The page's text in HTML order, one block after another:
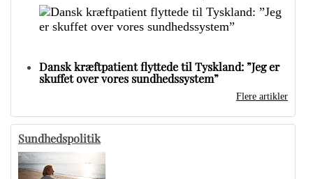
Dansk kræftpatient flyttede til Tyskland: ”Jeg er
skuffet over vores sundhedssystem”
Flere artikler
Sundhedspolitik